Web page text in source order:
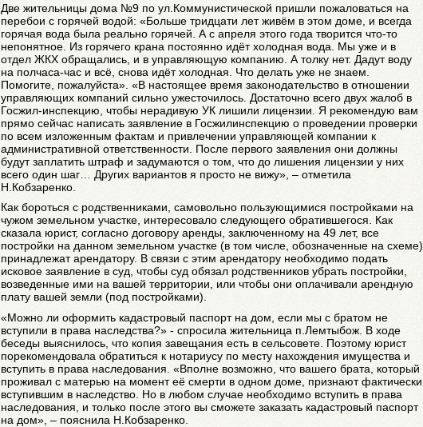
Две жительницы дома №9 по ул.Коммунистической пришли пожаловаться на
перебои с горячей водой: «Больше тридцати лет живём в этом доме, и всегда
горячая вода была реально горячей. А с апреля этого года творится что-то
непонятное. Из горячего крана постоянно идёт холодная вода. Мы уже и в
отдел ЖКХ обращались, и в управляющую компанию. А толку нет. Дадут воду
на полчаса-час и всё, снова идёт холодная. Что делать уже не знаем.
Помогите, пожалуйста». «В настоящее время законодательство в отношении
управляющих компаний сильно ужесточилось. Достаточно всего двух жалоб в
Госжил-инспекцию, чтобы нерадивую УК лишили лицензии. Я рекомендую вам
прямо сейчас написать заявление в Госжилинспекцию о проведении проверки
по всем изложенным фактам и привлечении управляющей компании к
административной ответственности. После первого заявления они должны
будут заплатить штраф и задумаются о том, что до лишения лицензии у них
всего один шаг… Других вариантов я просто не вижу», – отметила
Н.Кобзаренко.
Как бороться с родственниками, самовольно пользующимися постройками на
чужом земельном участке, интересовало следующего обратившегося. Как
сказала юрист, согласно договору аренды, заключенному на 49 лет, все
постройки на данном земельном участке (в том числе, обозначенные на схеме)
принадлежат арендатору. В связи с этим арендатору необходимо подать
исковое заявление в суд, чтобы суд обязал родственников убрать постройки,
возведенные ими на вашей территории, или чтобы они оплачивали арендную
плату вашей земли (под постройками).
«Можно ли оформить кадастровый паспорт на дом, если мы с братом не
вступили в права наследства?» - спросила жительница п.Лемтыбож. В ходе
беседы выяснилось, что копия завещания есть в сельсовете. Поэтому юрист
порекомендовала обратиться к нотариусу по месту нахождения имущества и
вступить в права наследования. «Вполне возможно, что вашего брата, который
проживал с матерью на момент её смерти в одном доме, признают фактически
вступившим в наследство. Но в любом случае необходимо вступить в права
наследования, и только после этого вы сможете заказать кадастровый паспорт
на дом», – пояснила Н.Кобзаренко.